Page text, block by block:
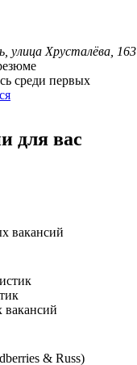
улица Хрусталёва, 163
среди первых
для вас
вакансий
вакансий